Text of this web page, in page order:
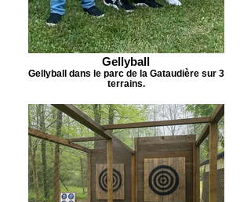
Gellyball
Gellyball dans le parc de la Gataudière sur 3
terrains.